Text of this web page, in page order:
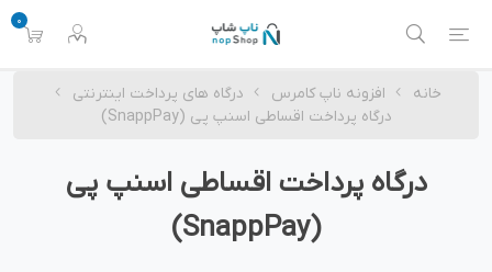
0
خانه افزونه ناپ کامرس
درگاه های پرداخت اینترنتی
درگاه پرداخت اقساطی اسنپ پی (SnappPay)
درگاه پرداخت اقساطی اسنپ پی
(SnappPay)